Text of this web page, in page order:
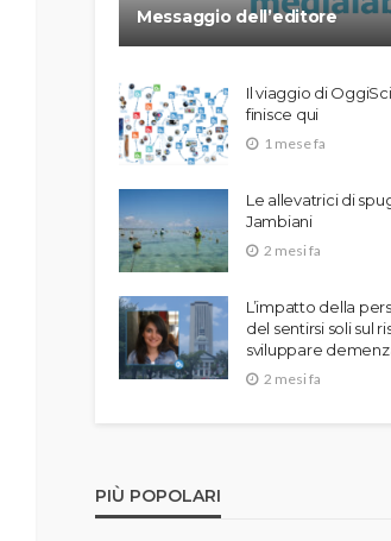
Messaggio dell’editore
Il viaggio di
finisce qui
1 mese fa
Le allevatrici di
Jambiani
2 mesi fa
L’impatto della
del sentirsi soli sul
sviluppare
2 mesi fa
PIÙ POPOLARI